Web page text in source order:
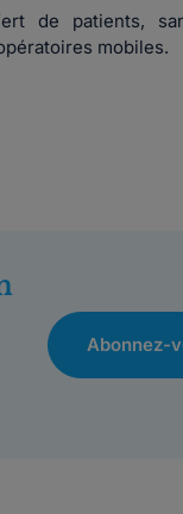
de patients,
mobiles.
Abonnez-